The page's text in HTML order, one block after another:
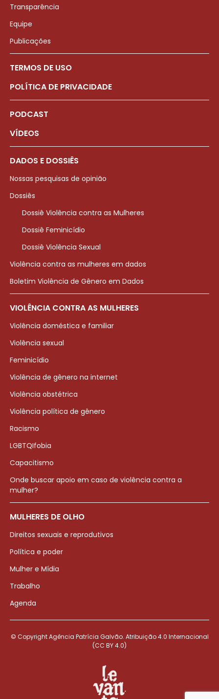
Transparência
Equipe
Publicações
TERMOS DE USO
POLÍTICA DE PRIVACIDADE
PODCAST
VÍDEOS
DADOS E DOSSIÊS
Nossas pesquisas de opinião
Dossiês
Dossiê Violência contra as Mulheres
Dossiê Feminicídio
Dossiê Violência Sexual
Violência contra as mulheres em dados
Boletim Violência de Gênero em Dados
VIOLÊNCIA CONTRA AS MULHERES
Violência doméstica e familiar
Violência sexual
Feminicídio
Violência de gênero na internet
Violência obstétrica
Violência política de gênero
Racismo
LGBTQIfobia
Capacitismo
Onde buscar apoio em caso de violência contra a
mulher?
MULHERES DE OLHO
Direitos sexuais e reprodutivos
Política e poder
Mulher e Mídia
Trabalho
Agenda
© Copyright Agência Patrícia Galvão. Atribuição 4.0 Internacional
(CC BY 4.0)